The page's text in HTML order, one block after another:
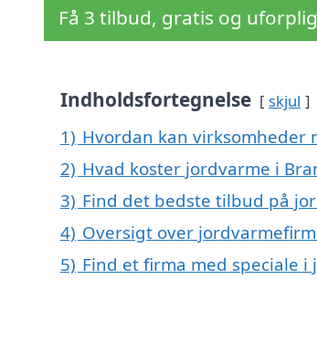
Få 3 tilbud, gratis og
Indholdsfortegnelse skjul
1) Hvordan kan virksomheder
2) Hvad koster jordvarme i
3) Find det bedste tilbud på
4) Oversigt over
5) Find et firma med speciale